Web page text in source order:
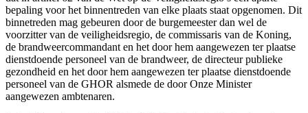
bepaling voor het binnentreden van elke plaats staat opgenomen. Dit
binnetreden mag gebeuren door de burgemeester dan wel de
voorzitter van de veiligheidsregio, de commissaris van de Koning,
de brandweercommandant en het door hem aangewezen ter plaatse
dienstdoende personeel van de brandweer, de directeur publieke
gezondheid en het door hem aangewezen ter plaatse dienstdoende
personeel van de GHOR alsmede de door Onze Minister
aangewezen ambtenaren.